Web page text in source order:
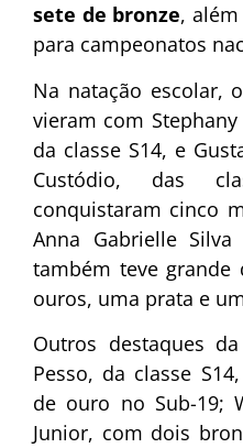
sete de bronze,
para campeonatos
Na natação escolar,
vieram com
da classe S14, e
Custódio, das
conquistaram cinco
Anna Gabrielle
também teve grande
ouros, uma prata e
Outros destaques
Pesso, da classe
de ouro no Sub-19;
Junior, com dois